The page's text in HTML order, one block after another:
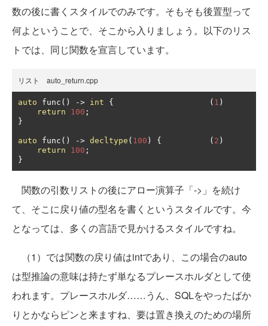
数の後に書くスタイルでのみです。そもそも後置型って
何よということで、そこから入りましょう。以下のリス
トでは、同じ関数を宣言しています。
リスト auto_return.cpp
auto func () -> int { ( 1 )
return
100 ;
}
auto func () -> decltype ( 100 ) { ( 2 )
return
100 ;
}
関数の引数リストの後にアロー演算子「->」を続け
て、そこに戻り値の型名を書くというスタイルです。今
となっては、多くの言語で見かけるスタイルですね。
（1）では関数の戻り値はintであり、この場合のauto
は型推論の意味は持たず単なるプレースホルダとして使
われます。プレースホルダ……うん、SQLをやったばか
りとかならピンと来ますね、要は置き換えのための場所